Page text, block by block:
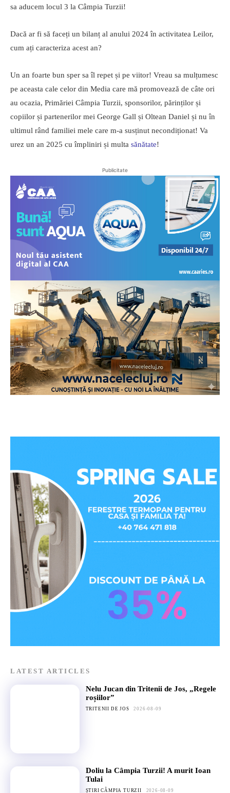
sa aducem locul 3 la Câmpia Turzii!
Dacă ar fi să faceți un bilanț al anului 2024 în activitatea Leilor,
cum ați caracteriza acest an?
Un an foarte bun sper sa îl repet și pe viitor! Vreau sa mulțumesc
pe aceasta cale celor din Media care mă promovează de câte ori
au ocazia, Primăriei Câmpia Turzii, sponsorilor, părinților și
copiilor și partenerilor mei George Gall și Oltean Daniel și nu în
ultimul rând familiei mele care m-a susținut necondiționat! Va
urez un an 2025 cu împliniri și multa sănătate!
Publicitate
LATEST ARTICLES
Nelu Jucan din Tritenii de Jos, „Regele
roșiilor”
TRITENII DE JOS 2026-08-09
Doliu la Câmpia Turzii! A murit Ioan
Tulai
ȘTIRI CÂMPIA TURZII 2026-08-09